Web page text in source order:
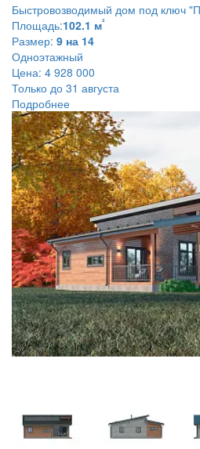
Быстровозводимый дом под ключ
Площадь:102.1 м²
Размер: 9 на 14
Одноэтажный
Цена: 4 928 000
Только до 31 августа
Подробнее